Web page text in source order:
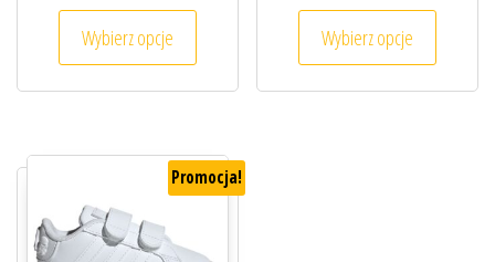
Wybierz opcje
Ten produkt ma wiele wariantów. Opcje
Wybierz opcje
Ten
Promocja!